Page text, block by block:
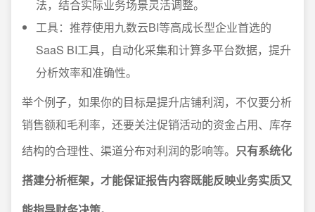
法，结合实际业务场景灵活调整。
工具：推荐使用九数云BI等高成长型企业首选的
SaaS BI工具，自动化采集和计算多平台数据，提升
分析效率和准确性。
举个例子，如果你的目标是提升店铺利润，不仅要分析
销售额和毛利率，还要关注促销活动的资金占用、库存
结构的合理性、渠道分布对利润的影响等。 只有系统化
搭建分析框架，才能保证报告内容既能反映业务实质又